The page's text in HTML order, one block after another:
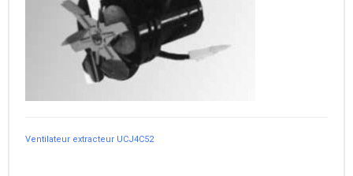
Ventilateur extracteur UCJ4C52